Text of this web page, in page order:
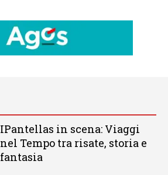
IPantellas in scena: Viaggi
nel Tempo tra risate, storia e
fantasia